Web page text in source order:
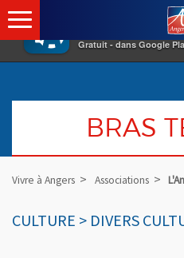
×
Gratuit - dans Google
BRAS
Vivre à Angers Associations
CULTURE > DIVERS